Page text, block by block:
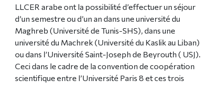
LLCER arabe ont la possibilité d’effectuer un séjour
d’un semestre ou d’un an dans une université du
Maghreb (Université de Tunis-SHS), dans une
université du Machrek (Université du Kaslik au Liban)
ou dans l’Université Saint-Joseph de Beyrouth ( USJ).
Ceci dans le cadre de la convention de coopération
scientifique entre l’Université Paris 8 et ces trois